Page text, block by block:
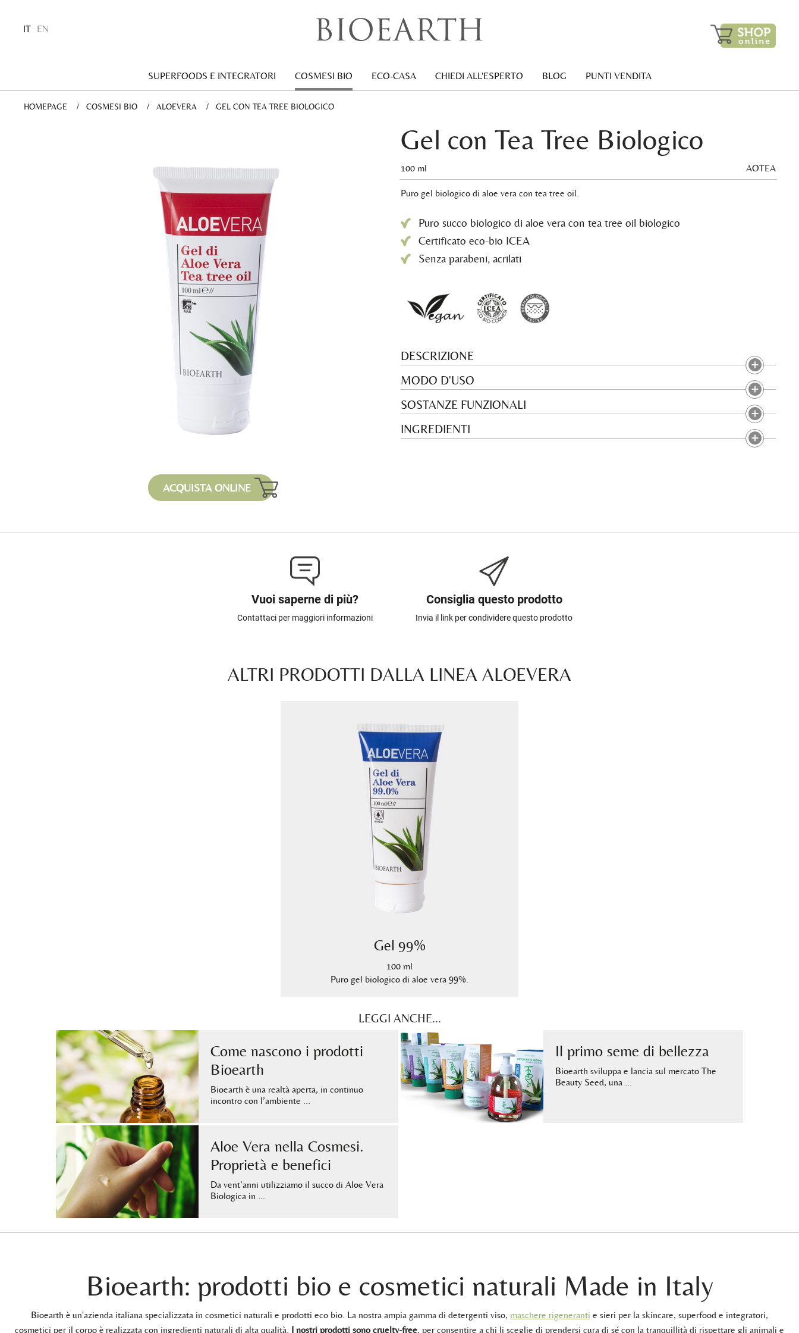
IT EN
SUPERFOODS E INTEGRATORI COSMESI BIO ECO-CASA CHIEDI ALL'ESPERTO BLOG PUNTI VENDITA
HOMEPAGE COSMESI BIO ALOEVERA CURRENT:
GEL CON TEA TREE BIOLOGICO
ACQUISTA ONLINE
Gel con Tea Tree Biologico
100 ml AOTEA
Puro gel biologico di aloe vera con tea tree oil.
Puro succo biologico di aloe vera con tea tree oil biologico
Certificato eco-bio ICEA
Senza parabeni, acrilati
DESCRIZIONE
MODO D'USO
SOSTANZE FUNZIONALI
INGREDIENTI
Vuoi saperne di più?
Contattaci per maggiori informazioni
Consiglia questo prodotto
Invia il link per condividere questo prodotto
ALTRI PRODOTTI DALLA LINEA ALOEVERA
Gel 99%
100 ml
Puro gel biologico di aloe vera 99%.
LEGGI ANCHE...
Come nascono i prodotti
Bioearth
Bioearth è una realtà aperta, in continuo
incontro con l’ambiente …
Il primo seme di bellezza
Bioearth sviluppa e lancia sul mercato The
Beauty Seed, una …
Aloe Vera nella Cosmesi.
Proprietà e benefici
Da vent’anni utilizziamo il succo di Aloe Vera
Biologica in …
Bioearth: prodotti bio e cosmetici naturali Made in Italy
Bioearth è un'azienda italiana specializzata in cosmetici naturali e prodotti eco bio. La nostra ampia gamma di detergenti viso, maschere rigeneranti e sieri per la skincare, superfood e integratori,
cosmetici per il corpo è realizzata con ingredienti naturali di alta qualità. I nostri prodotti sono cruelty-free, per consentire a chi li sceglie di prendersi cura di sé con la tranquillità di rispettare gli animali e